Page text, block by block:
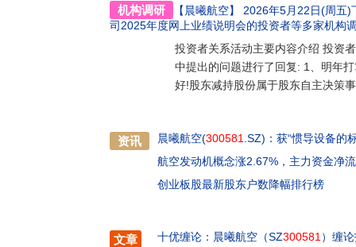
机构调研 【晨曦航空】
2026年5月22日(周五)
司2025年度网上业绩说明会的投资者等多家机构
投资者关系活动主要内容介绍 投资
中提出的问题进行了回复: 1、明年
好!股东减持股份属于股东自主决策
资讯 晨曦航空(300581 .SZ)：获“惯导设备的
航空发动机概念涨2.67%，主力资金净
创业板股最新股东户数降幅排行榜
文章 十优缠论：晨曦航空（SZ300581 ）缠